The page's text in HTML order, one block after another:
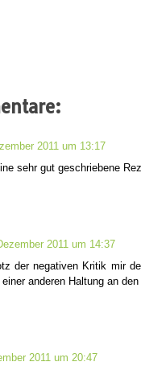
2011 um 13:17
sehr gut geschriebene
2011 um 14:37
der negativen Kritik mir
anderen Haltung an
2011 um 20:47